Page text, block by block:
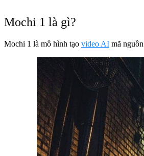
Mochi 1 là gì?
Mochi 1 là mô hình tạo video AI mã